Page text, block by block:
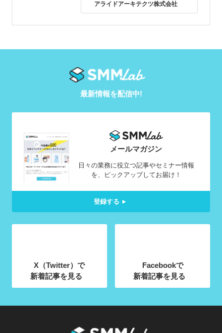
アライドアーキテクツ株式会社
最新情報を配信中!
メールマガジン
日々の業務に役立つ記事やセミナー情報
を、ピックアップしてお届け！
登録する
X（Twitter）で
新着記事を見る
Facebookで
新着記事を見る